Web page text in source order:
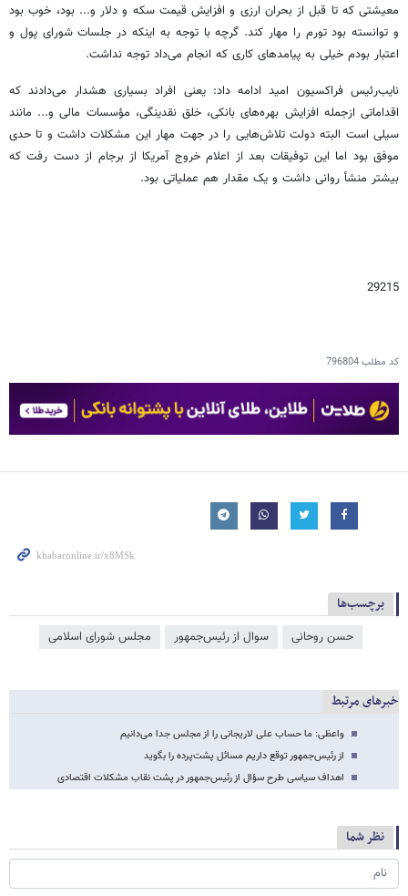
معیشتی که تا قبل از بحران ارزی و افزایش قیمت سکه و دلار و... بود، خوب بود
و توانسته بود تورم را مهار کند. گرچه با توجه به اینکه در جلسات شورای پول و
اعتبار بودم خیلی به پیامدهای کاری که انجام می‌داد توجه نداشت.
نایب‌رئیس فراکسیون امید ادامه داد: یعنی افراد بسیاری هشدار می‌دادند که
اقداماتی ازجمله افزایش بهره‌های بانکی، خلق نقدینگی، مؤسسات مالی و... مانند
سیلی است البته دولت تلاش‌هایی را در جهت مهار این مشکلات داشت و تا حدی
موفق بود اما این توفیقات بعد از اعلام خروج آمریکا از برجام از دست رفت که
بیشتر منشأ روانی داشت و یک مقدار هم عملیاتی بود.
29215
کد مطلب796804
برچسب‌ها
حسن روحانی سوال از رئیس‌جمهور مجلس شورای اسلامی
خبرهای مرتبط
واعظی: ما حساب علی لاریجانی را از مجلس جدا می‌دانیم
از رئیس‌جمهور توقع داریم مسائل پشت‌پرده را بگوید
اهداف سیاسی طرح سؤال از رئیس‌جمهور در پشت نقاب مشکلات اقتصادی
نظر شما